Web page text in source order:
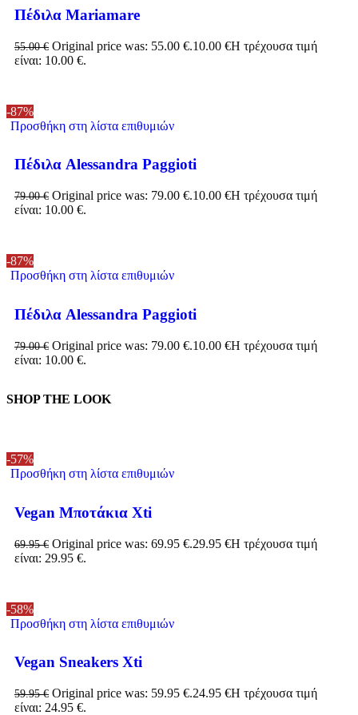
Πέδιλα Mariamare
55.00€ Original price was: 55.00 €.10.00 €Η τρέχουσα τιμή
είναι: 10.00 €.
-87%
Προσθήκη στη λίστα επιθυμιών
Πέδιλα Alessandra Paggioti
79.00€ Original price was: 79.00 €.10.00 €Η τρέχουσα τιμή
είναι: 10.00 €.
-87%
Προσθήκη στη λίστα επιθυμιών
Πέδιλα Alessandra Paggioti
79.00€ Original price was: 79.00 €.10.00 €Η τρέχουσα τιμή
είναι: 10.00 €.
SHOP THE LOOK
-57%
Προσθήκη στη λίστα επιθυμιών
Vegan Μποτάκια Xti
69.95€ Original price was: 69.95 €.29.95 €Η τρέχουσα τιμή
είναι: 29.95 €.
-58%
Προσθήκη στη λίστα επιθυμιών
Vegan Sneakers Xti
59.95€ Original price was: 59.95 €.24.95 €Η τρέχουσα τιμή
είναι: 24.95 €.